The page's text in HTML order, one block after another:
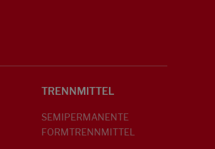
TRENNMITTEL
SEMIPERMANENTE
FORMTRENNMITTEL